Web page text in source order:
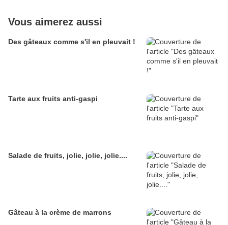
Vous aimerez aussi
Des gâteaux comme s'il en pleuvait !
Tarte aux fruits anti-gaspi
Salade de fruits, jolie, jolie, jolie....
Gâteau à la crème de marrons